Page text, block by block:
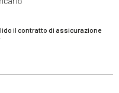
della banca
il contratto di assicurazione